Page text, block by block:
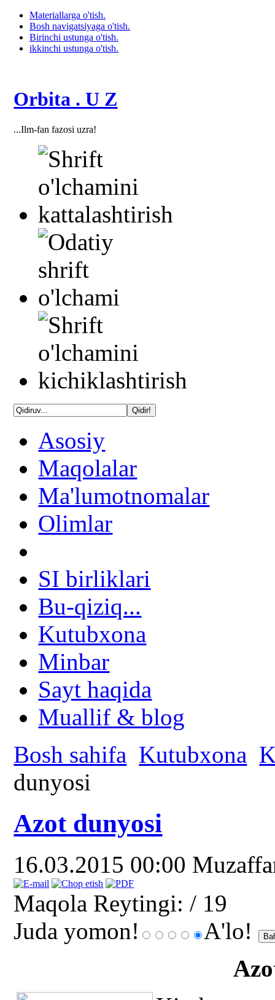
Materiallarga o'tish.
Bosh navigatsiyaga o'tish.
Birinchi ustunga o'tish.
ikkinchi ustunga o'tish.
Orbita . U Z
...Ilm-fan fazosi uzra!
Asosiy
Maqolalar
Ma'lumotnomalar
Olimlar
SI birliklari
Bu-qiziq...
Kutubxona
Minbar
Sayt haqida
Muallif & blog
Bosh sahifa Kutubxona
dunyosi
Azot dunyosi
16.03.2015 00:00
Maqola Reytingi: / 19
Juda yomon!
A'lo!